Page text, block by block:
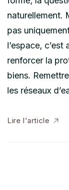
naturellement.
pas
l’espace,
renforcer la
biens.
les réseaux
Lire l'article